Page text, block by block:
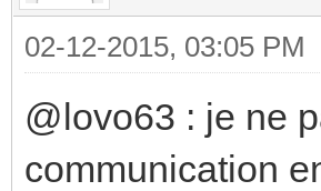
02-12-2015, 03:05 PM
@lovo63 : je ne
communication